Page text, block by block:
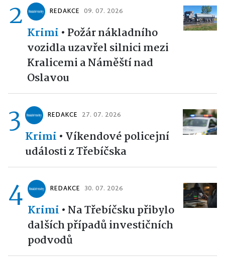
2 REDAKCE 09. 07. 2026
Krimi • Požár nákladního
vozidla uzavřel silnici mezi
Kralicemi a Náměští nad
Oslavou
3 REDAKCE 27. 07. 2026
Krimi • Víkendové policejní
události z Třebíčska
4 REDAKCE 30. 07. 2026
Krimi • Na Třebíčsku přibylo
dalších případů investičních
podvodů